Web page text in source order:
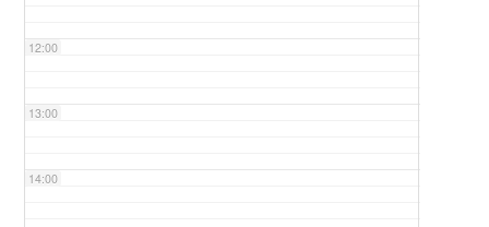
12:00
13:00
14:00